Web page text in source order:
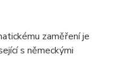
zaměření je
s německými